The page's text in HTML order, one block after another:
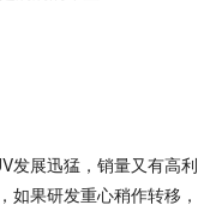
发展迅猛，销量又有高利
如果研发重心稍作转移，